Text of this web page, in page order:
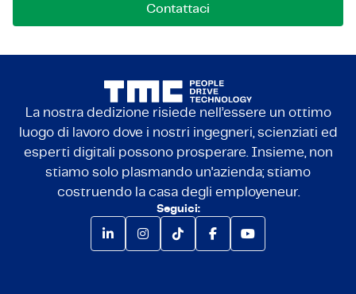
Contattaci
La nostra dedizione risiede nell’essere un ottimo
luogo di lavoro dove i nostri ingegneri, scienziati ed
esperti digitali possono prosperare. Insieme, non
stiamo solo plasmando un'azienda; stiamo
costruendo la casa degli employeneur.
Seguici: